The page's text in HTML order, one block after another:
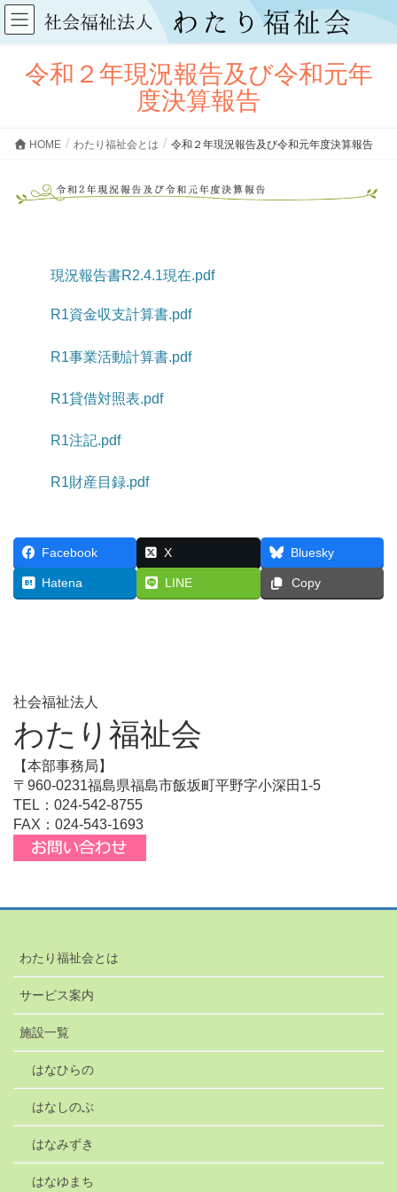
令和２年現況報告及び令和元年
度決算報告
HOME わたり福祉会とは 令和２年現況報告及び令和元年度決算報告
現況報告書R2.4.1現在.pdf
R1資金収支計算書.pdf
R1事業活動計算書.pdf
R1貸借対照表.pdf
R1注記.pdf
R1財産目録.pdf
Facebook X Bluesky
Hatena LINE Copy
社会福祉法人
わたり福祉会
【本部事務局】
〒960-0231福島県福島市飯坂町平野字小深田1-5
TEL：024-542-8755
FAX：024-543-1693
わたり福祉会とは
サービス案内
施設一覧
はなひらの
はなしのぶ
はなみずき
はなゆまち